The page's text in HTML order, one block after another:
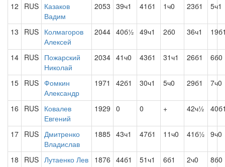
12 RUS Казаков
Вадим
2053 39ч1 41б1 1ч0 23б1 5ч1
13 RUS Колмагоров
Алексей
2044 40б½ 49ч1 2б0 36ч1
14 RUS Пожарский
Николай
2034 41ч0 43б1 31ч1 26б1 6б0
15 RUS Фомкин
Александр
1971 42б1 30ч1 5ч0 29б1 7ч0
16 RUS Ковалев
Евгений
1929 0 0 + 42ч½
17 RUS Дмитренко
Владислав
1885 43ч1 47б1 11ч0 41б½ 9ч0
18 RUS Лутаенко Лев 1876 44б1 51ч1 6б1 2ч0 8б0